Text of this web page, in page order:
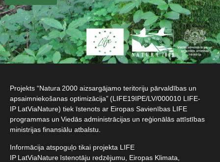
Projekts “Natura 2000 aizsargājamo teritoriju pārvaldības un
apsaimniekošanas optimizācija” (LIFE19IPE/LV/000010 LIFE-
IP LatViaNature) tiek īstenots ar Eiropas Savienības LIFE
programmas un Viedās administrācijas un reģionālās attīstības
ministrijas finansiālu atbalstu.​
Informācija atspoguļo tikai projekta LIFE
IP LatViaNature īstenotāju redzējumu, Eiropas Klimata,